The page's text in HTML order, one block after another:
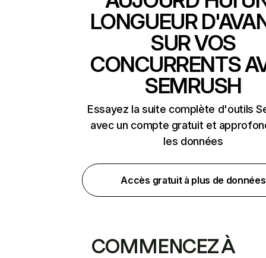
LONGUEUR
SUR VOS
CONCURRENTS
SEMRUSH
Essayez la suite complète d'outils
avec un compte gratuit et
les données
Accès gratuit à plus de données
COMMENCEZ À